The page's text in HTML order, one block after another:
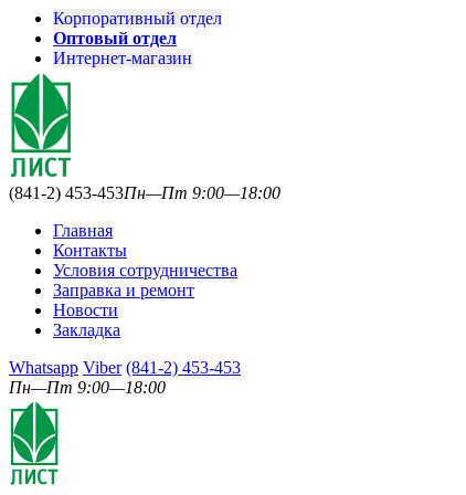
Корпоративный отдел
Оптовый отдел
Интернет-магазин
(841-2) 453-453Пн—Пт 9:00—18:00
Главная
Контакты
Условия сотрудничества
Заправка и ремонт
Новости
Закладка
Whatsapp Viber (841-2) 453-453
Пн—Пт 9:00—18:00